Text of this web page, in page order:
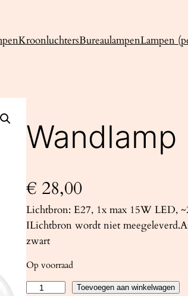
KroonluchtersBureaulampenLampen
Wandlamp
€ 28,00
Lichtbron: E27, 1x max 15W LED,
ILichtbron wordt niet
zwart
Op voorraad
Toevoegen aan winkelwagen